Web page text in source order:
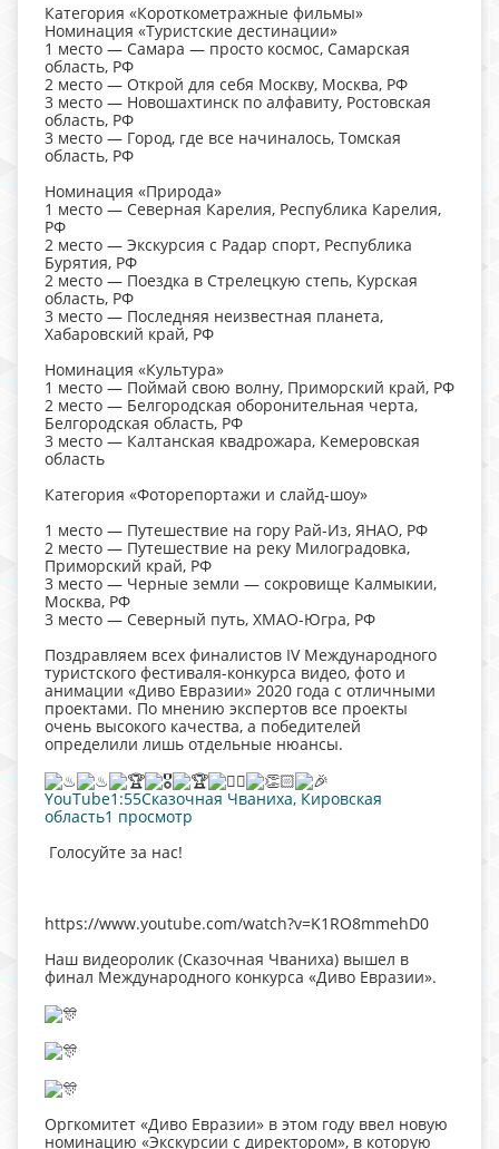
Категория «Короткометражные фильмы»
Номинация «Туристские дестинации»
1 место — Самара — просто космос, Самарская
область, РФ
2 место — Открой для себя Москву, Москва, РФ
3 место — Новошахтинск по алфавиту, Ростовская
область, РФ
3 место — Город, где все начиналось, Томская
область, РФ
Номинация «Природа»
1 место — Северная Карелия, Республика Карелия,
РФ
2 место — Экскурсия с Радар спорт, Республика
Бурятия, РФ
2 место — Поездка в Стрелецкую степь, Курская
область, РФ
3 место — Последняя неизвестная планета,
Хабаровский край, РФ
Номинация «Культура»
1 место — Поймай свою волну, Приморский край, РФ
2 место — Белгородская оборонительная черта,
Белгородская область, РФ
3 место — Калтанская квадрожара, Кемеровская
область
Категория «Фоторепортажи и слайд-шоу»
1 место — Путешествие на гору Рай-Из, ЯНАО, РФ
2 место — Путешествие на реку Милоградовка,
Приморский край, РФ
3 место — Черные земли — сокровище Калмыкии,
Москва, РФ
3 место — Северный путь, ХМАО-Югра, РФ
Поздравляем всех финалистов IV Международного
туристского фестиваля-конкурса видео, фото и
анимации «Диво Евразии» 2020 года с отличными
проектами. По мнению экспертов все проекты
очень высокого качества, а победителей
определили лишь отдельные нюансы.
YouTube1:55Сказочная Чваниха, Кировская
область1 просмотр
Голосуйте за нас!
https://www.youtube.com/watch?v=K1RO8mmehD0
Наш видеоролик (Сказочная Чваниха) вышел в
финал Международного конкурса «Диво Евразии».
Оргкомитет «Диво Евразии» в этом году ввел новую
номинацию «Экскурсии с директором», в которую